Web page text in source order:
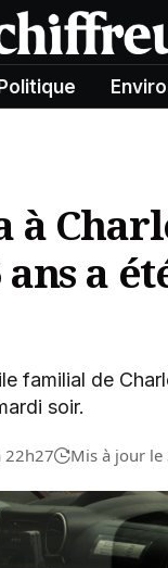
ans a
familial de
soir.
22h27 Mis à jour